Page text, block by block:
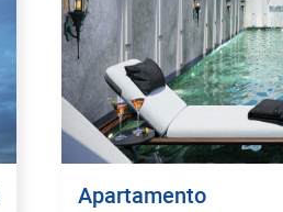
Apartamento